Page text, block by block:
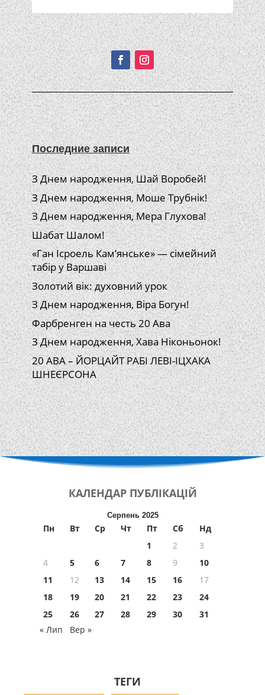
Подписывайтесь!
Последние записи
З Днем народження, Шай Воробей!
З Днем народження, Моше Трубнік!
З Днем народження, Мера Глухова!
Шабат Шалом!
«Ган Ісроель Кам’янське» — сімейний
табір у Варшаві
Золотий вік: духовний урок
З Днем народження, Віра Богун!
Фарбренген на честь 20 Ава
З Днем народження, Хава Ніконьонок!
20 АВА – ЙОРЦАЙТ РАБІ ЛЕВІ-ІЦХАКА
ШНЕЄРСОНА
КАЛЕНДАР ПУБЛІКАЦІЙ
Серпень 2025
Пн Вт Ср Чт Пт Сб
Нд
1
2
3
4
5 6 7 8 9
10
11
12 13 14 15 16
17
18
19 20 21 22 23
24
25
26 27 28 29 30
31
« Лип
Вер »
ТЕГИ